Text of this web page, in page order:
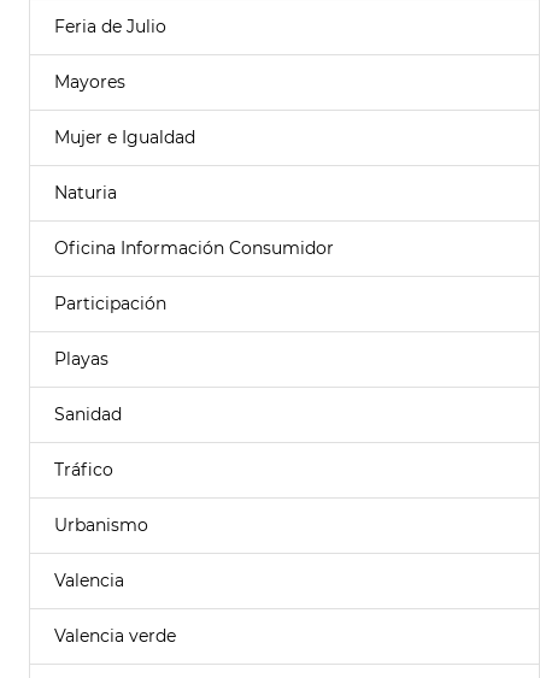
Feria de Julio
Mayores
Mujer e Igualdad
Naturia
Oficina Información Consumidor
Participación
Playas
Sanidad
Tráfico
Urbanismo
Valencia
Valencia verde